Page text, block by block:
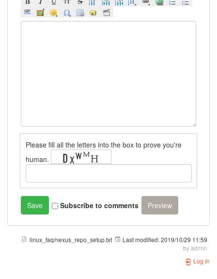
Please fill all the letters into the box to prove you're
human.
Subscribe to comments
linux_faq/nexus_repo_setup.txt Last modified:2019/10/29 11:59
byadmin
Log In